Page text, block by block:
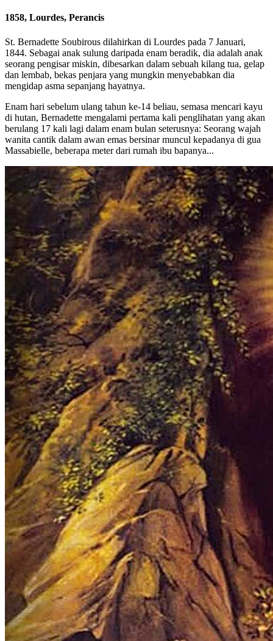
1858, Lourdes, Perancis
St. Bernadette Soubirous dilahirkan di Lourdes pada 7 Januari,
1844. Sebagai anak sulung daripada enam beradik, dia adalah anak
seorang pengisar miskin, dibesarkan dalam sebuah kilang tua, gelap
dan lembab, bekas penjara yang mungkin menyebabkan dia
mengidap asma sepanjang hayatnya.
Enam hari sebelum ulang tahun ke-14 beliau, semasa mencari kayu
di hutan, Bernadette mengalami pertama kali penglihatan yang akan
berulang 17 kali lagi dalam enam bulan seterusnya: Seorang wajah
wanita cantik dalam awan emas bersinar muncul kepadanya di gua
Massabielle, beberapa meter dari rumah ibu bapanya...